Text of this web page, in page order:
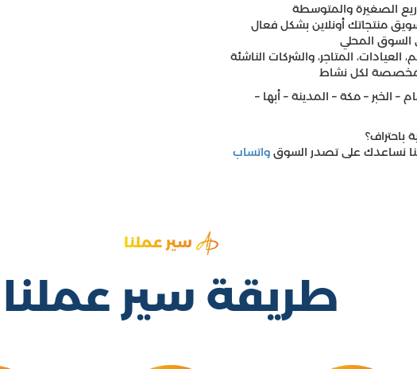
الصغيرة والمتوسطة
منتجاتك أونلاين بشكل فعال
المحلي
المتاجر، والشركات الناشئة
مخصصة لكل نشاط
الخبر – مكة – المدينة – أبها –
باحتراف؟
نساعدك على تصدر السوق واتساب
سير عملنا
طريقة سير عملنا